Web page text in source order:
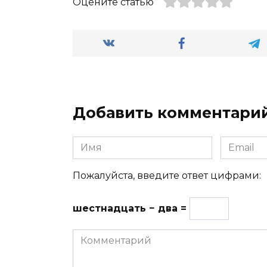
Оцените статью
Добавить
Имя Email
Пожалуйста, введите ответ цифрами:
шестнадцать − два =
Комментарий